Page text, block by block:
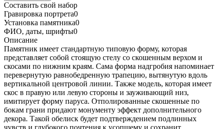
Составить свой набор
Гравировка портрета0
Установка памятника0
ФИО, даты, шрифты0
Описание
Памятник имеет стандартную типовую форму, которая
представляет собой стоящую стелу со скошенным верхом и
скосами по нижним краям. Сама форма надгробия напоминает
перевернутую равнобедренную трапецию, вытянутую вдоль
вертикальной центровой линии. Также модель, которая имеет
скос в правую или левую стороны и зауживающий низ,
имитирует форму паруса. Отполированные скошенные по
бокам грани придают монументу эффект дополнительного
декора. Такой обелиск будет подтверждением подлинных
чувств и глубокого почтения к усопшему и сохранит